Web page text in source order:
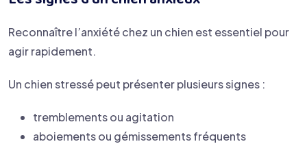
Reconnaître l’anxiété chez un chien est essentiel pour
agir rapidement.
Un chien stressé peut présenter plusieurs signes :
tremblements ou agitation
aboiements ou gémissements fréquents